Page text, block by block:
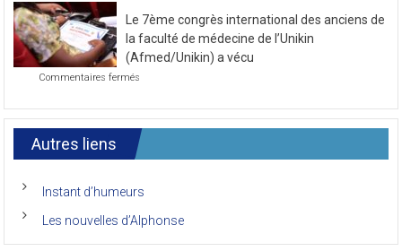
2021
première
journée
7ème
l’AFMED
Le 7ème congrès international des anciens de
la faculté de médecine de l’Unikin
(Afmed/Unikin) a vécu
Commentaires fermés
congrès
international
anciens
la
de
Autres liens
Instant d’humeurs
Les nouvelles d’Alphonse